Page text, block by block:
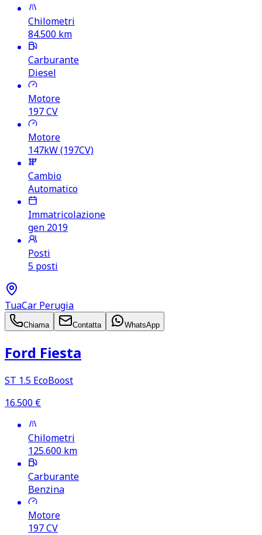
Chilometri
84.500 km
Carburante
Diesel
Motore
197CV
Motore
147kW (197CV)
Cambio
Automatico
Immatricolazione
gen 2019
Posti
5 posti
TuaCar Perugia
Chiama Contatta WhatsApp
Ford Fiesta
ST 1.5 EcoBoost
16.500 €
Chilometri
125.600 km
Carburante
Benzina
Motore
197CV